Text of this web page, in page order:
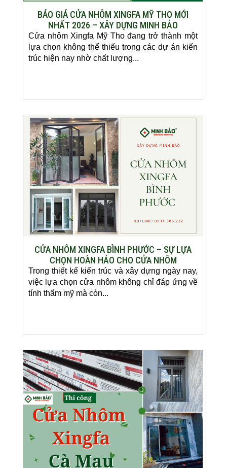
BÁO GIÁ CỬA NHÔM XINGFA MỸ THO MỚI
NHẤT 2026 – XÂY DỰNG MINH BẢO
Cửa nhôm Xingfa Mỹ Tho đang trở thành một
lựa chọn không thể thiếu trong các dự án kiến
trúc hiện nay nhờ chất lượng...
CỬA NHÔM XINGFA BÌNH PHƯỚC – SỰ LỰA
CHỌN HOÀN HẢO CHO CỬA NHÔM
Trong thiết kế kiến trúc và xây dựng ngày nay,
việc lựa chọn cửa nhôm không chỉ đáp ứng về
tính thẩm mỹ mà còn...